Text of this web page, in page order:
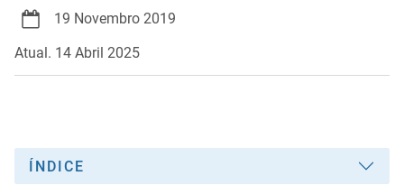
19 Novembro 2019
Atual. 14 Abril 2025
ÍNDICE